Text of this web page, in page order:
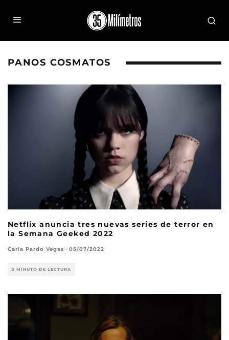
PANOS COSMATOS
Netflix anuncia tres nuevas series de terror en
la Semana Geeked 2022
Carla Pardo Vegas · 05/07/2022
3 MINUTO DE LECTURA